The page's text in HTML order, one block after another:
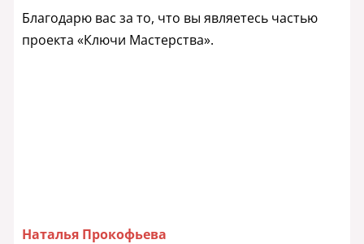
Благодарю вас за то, что вы являетесь частью
проекта «Ключи Мастерства».
Наталья Прокофьева